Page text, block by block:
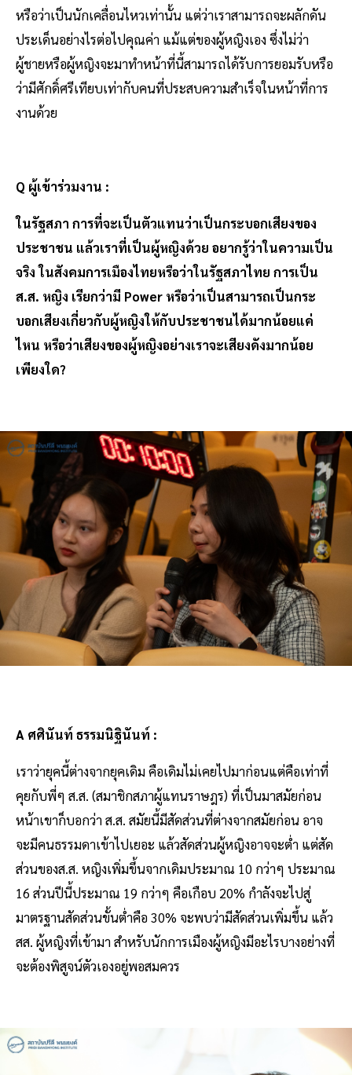
หรือว่าเป็นนักเคลื่อนไหวเท่านั้น แต่ว่าเราสามารถจะผลักดัน
ประเด็นอย่างไรต่อไปคุณค่า แม้แต่ของผู้หญิงเอง ซึ่งไม่ว่า
ผู้ชายหรือผู้หญิงจะมาทำหน้าที่นี้สามารถได้รับการยอมรับหรือ
ว่ามีศักดิ์ศรีเทียบเท่ากับคนที่ประสบความสำเร็จในหน้าที่การ
งานด้วย
Q ผู้เข้าร่วมงาน :
ในรัฐสภา การที่จะเป็นตัวแทนว่าเป็นกระบอกเสียงของ
ประชาชน แล้วเราที่เป็นผู้หญิงด้วย อยากรู้ว่าในความเป็น
จริง ในสังคมการเมืองไทยหรือว่าในรัฐสภาไทย การเป็น
ส.ส. หญิง เรียกว่ามี Power หรือว่าเป็นสามารถเป็นกระ
บอกเสียงเกี่ยวกับผู้หญิงให้กับประชาชนได้มากน้อยแค่
ไหน หรือว่าเสียงของผู้หญิงอย่างเราจะเสียงดังมากน้อย
เพียงใด?
A ศศินันท์ ธรรมนิฐินันท์ :
เราว่ายุคนี้ต่างจากยุคเดิม คือเดิมไม่เคยไปมาก่อนแต่คือเท่าที่
คุยกับพี่ๆ ส.ส. (สมาชิกสภาผู้แทนราษฎร) ที่เป็นมาสมัยก่อน
หน้าเขาก็บอกว่า ส.ส. สมัยนี้มีสัดส่วนที่ต่างจากสมัยก่อน อาจ
จะมีคนธรรมดาเข้าไปเยอะ แล้วสัดส่วนผู้หญิงอาจจะต่ำ แต่สัด
ส่วนของส.ส. หญิงเพิ่มขึ้นจากเดิมประมาณ 10 กว่าๆ ประมาณ
16 ส่วนปีนี้ประมาณ 19 กว่าๆ คือเกือบ 20% กำลังจะไปสู่
มาตรฐานสัดส่วนขั้นต่ำคือ 30% จะพบว่ามีสัดส่วนเพิ่มขึ้น แล้ว
สส. ผู้หญิงที่เข้ามา สำหรับนักการเมืองผู้หญิงมีอะไรบางอย่างที่
จะต้องพิสูจน์ตัวเองอยู่พอสมควร